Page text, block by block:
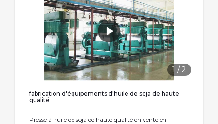
1 / 2
fabrication d'équipements d'huile de soja de haute
qualité
Presse à huile de soja de haute qualité en vente en